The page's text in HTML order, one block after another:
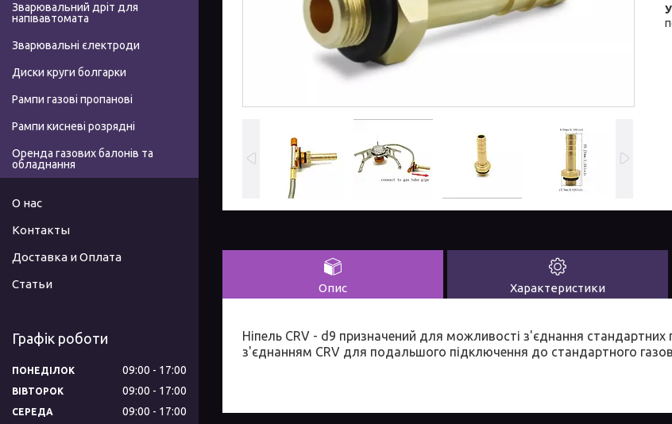
Опис Характеристики
Ніпель CRV - d9 призначений для можливості з'єднання стандартних
з'єднанням CRV для подальшого підключення до стандартного
Зварювальний дріт для
напівавтомата
Зварювальні єлектроди
Диски круги болгарки
Рампи газові пропанові
Рампи кисневі розрядні
Оренда газових балонів та
обладнання
О нас
Контакты
Доставка и Оплата
Статьи
Графік роботи
ПОНЕДІЛОК 09:00 17:00
ВІВТОРОК 09:00 17:00
СЕРЕДА 09:00 17:00